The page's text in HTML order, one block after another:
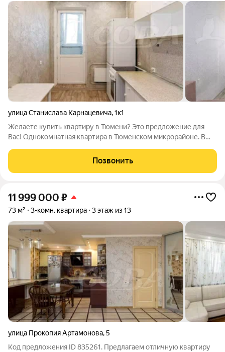
улица Станислава Карнацевича,1к1
Желаете купить квартиру в Тюмени? Это предложение для
Вас! Однокомнатная квартира в Тюменском микрорайоне. В
инфраструктура: рядом школы, детский сад, торговые центры.
Хорошая транспортная развязка. В
Позвонить
11 999 000 ₽
73 м² 3-комн. квартира 3 этаж из 13
улица Прокопия Артамонова,5
Код предложения ID 835261. Предлагаем отличную квартиру